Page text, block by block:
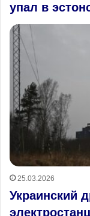
упал в
25.03.2026
Украинский